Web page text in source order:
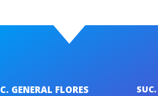
GENERAL FLORES